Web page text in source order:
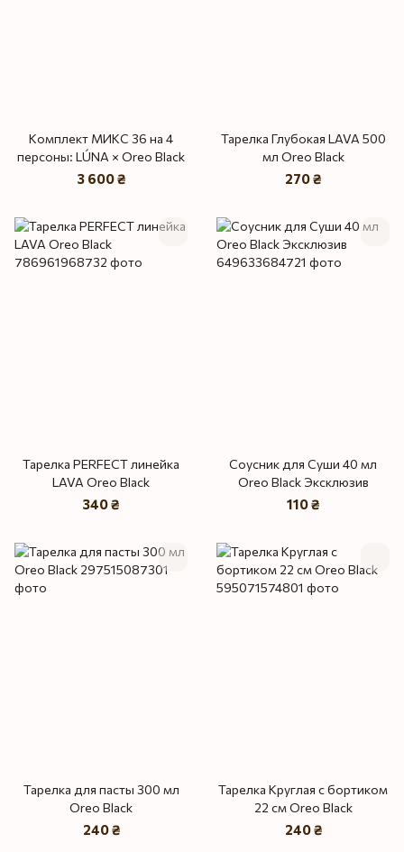
Комплект МИКС 36 на 4
персоны: LÚNA × Oreo Black
3 600 ₴
Тарелка Глубокая LAVA 500
мл Oreo Black
270 ₴
Тарелка PERFECT линейка
LAVA Oreo Black
340 ₴
Соусник для Суши 40 мл
Oreo Black Эксклюзив
110 ₴
Тарелка для пасты 300 мл
Oreo Black
240 ₴
Тарелка Круглая с бортиком
22 см Oreo Black
240 ₴